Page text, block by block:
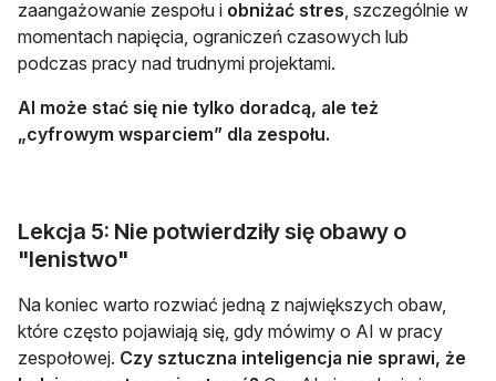
zaangażowanie zespołu i obniżać stres, szczególnie w
momentach napięcia, ograniczeń czasowych lub
podczas pracy nad trudnymi projektami.
AI może stać się nie tylko doradcą, ale też
„cyfrowym wsparciem” dla zespołu.
Lekcja 5: Nie potwierdziły się obawy o
"lenistwo"
Na koniec warto rozwiać jedną z największych obaw,
które często pojawiają się, gdy mówimy o AI w pracy
zespołowej. Czy sztuczna inteligencja nie sprawi, że